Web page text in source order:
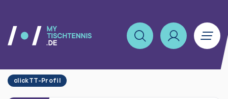
clickTT-Profil